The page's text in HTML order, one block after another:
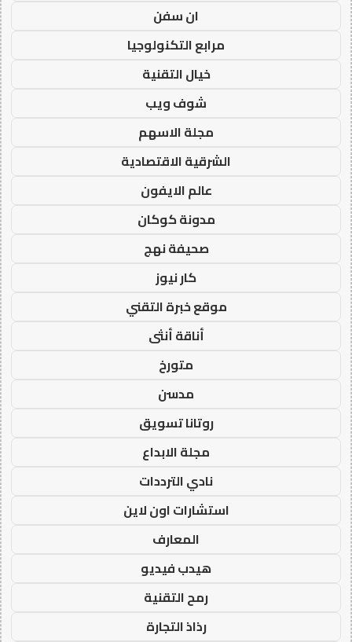
ان سفن
مرابع التكنولوجيا
خيال التقنية
شوف ويب
مجلة الاسهم
الشرقية الاقتصادية
عالم الايفون
مدونة كوكان
صحيفة نهج
كار نيوز
موقع خبرة التقني
أناقة أنثى
متورخ
مدسن
روتانا تسويق
مجلة الابداع
نادي الترددات
استشارات اون لاين
المعارف
هيدب فيديو
رمح التقنية
رذاذ التجارة